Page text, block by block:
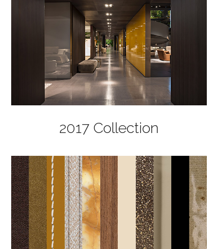
2017 Collection